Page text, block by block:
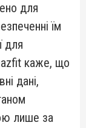
для
їм
для
каже, що
дані,
лише за